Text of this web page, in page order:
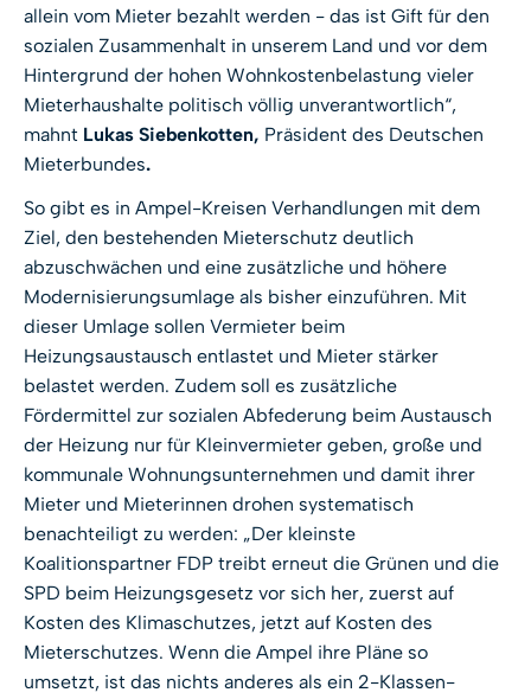
allein vom Mieter bezahlt werden - das ist Gift für den
sozialen Zusammenhalt in unserem Land und vor dem
Hintergrund der hohen Wohnkostenbelastung vieler
Mieterhaushalte politisch völlig unverantwortlich“,
mahnt Lukas Siebenkotten, Präsident des Deutschen
Mieterbundes.
So gibt es in Ampel-Kreisen Verhandlungen mit dem
Ziel, den bestehenden Mieterschutz deutlich
abzuschwächen und eine zusätzliche und höhere
Modernisierungsumlage als bisher einzuführen. Mit
dieser Umlage sollen Vermieter beim
Heizungsaustausch entlastet und Mieter stärker
belastet werden. Zudem soll es zusätzliche
Fördermittel zur sozialen Abfederung beim Austausch
der Heizung nur für Kleinvermieter geben, große und
kommunale Wohnungsunternehmen und damit ihrer
Mieter und Mieterinnen drohen systematisch
benachteiligt zu werden: „Der kleinste
Koalitionspartner FDP treibt erneut die Grünen und die
SPD beim Heizungsgesetz vor sich her, zuerst auf
Kosten des Klimaschutzes, jetzt auf Kosten des
Mieterschutzes. Wenn die Ampel ihre Pläne so
umsetzt, ist das nichts anderes als ein 2-Klassen-